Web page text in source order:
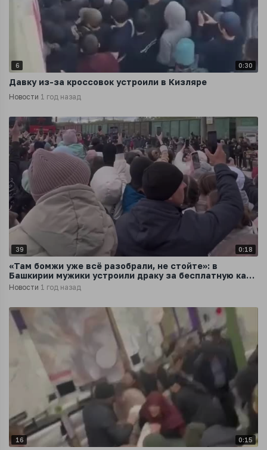
6 0:30
Давку из-за кроссовок устроили в Кизляре
Новости 1 год назад
39 0:18
«Там бомжи уже всё разобрали, не стойте»: в
Башкирии мужики устроили драку за бесплатную кашу
из поезда Победы
Новости 1 год назад
16 0:15